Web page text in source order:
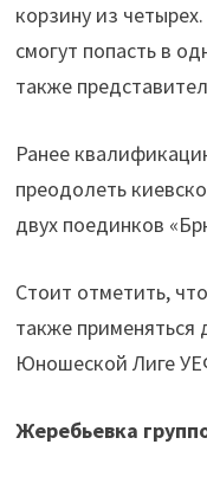
корзину из
смогут попасть в
также
Ранее
преодолеть
двух поединков
Стоит отметить,
также применяться
Юношеской Лиге
Жеребьевка